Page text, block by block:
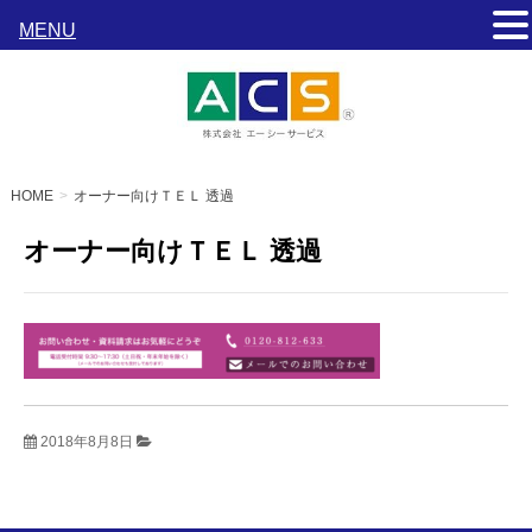
HOME オーナー向けＴＥＬ 透過
オーナー向けＴＥＬ 透過
2018年8月8日
MENU